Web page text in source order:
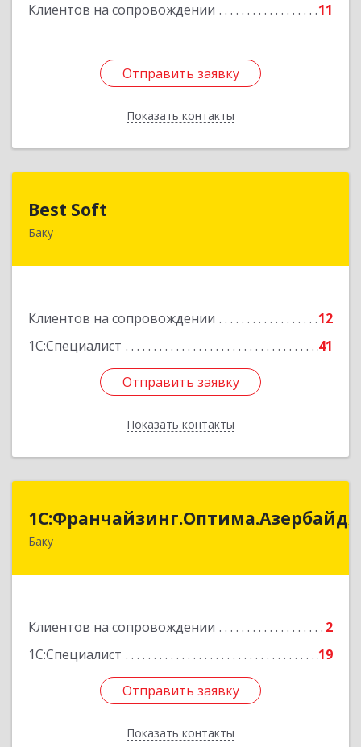
Клиентов на сопровождении 11
Отправить заявку
Показать контакты
Отправить заявку
Назад
Best Soft
Баку
Клиентов на сопровождении
12
1С:Специалист
41
Отправить заявку
Показать контакты
Азербайджан, Баку, AZ1029, Пр. Г. Алиева 95,
Отправить заявку
Назад
Баку
Клиентов на сопровождении
2
1С:Специалист
19
Отправить заявку
Показать контакты
Отправить заявку
Назад